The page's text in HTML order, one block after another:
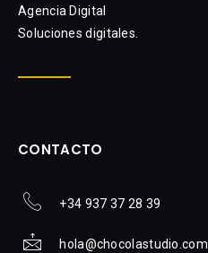
Agencia Digital
Soluciones digitales.
CONTACTO
+34 937 37 28 39
hola@chocolastudio.com